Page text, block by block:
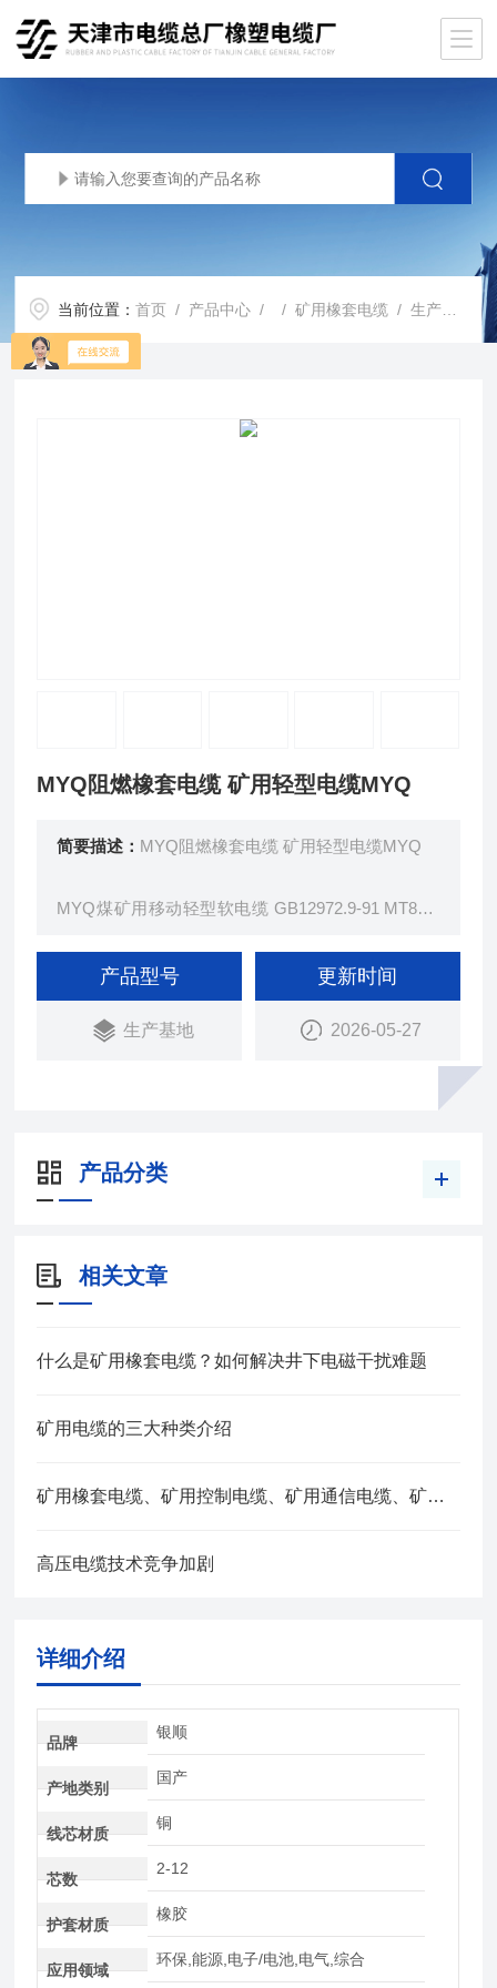
当前位置：首页 / 产品中心 / /矿用橡套电缆 / 生产基地MYQ阻燃橡套电缆 矿用轻型电缆MYQ
MYQ阻燃橡套电缆 矿用轻型电缆MYQ
简要描述： MYQ阻燃橡套电缆 矿用轻型电缆MYQ
MYQ煤矿用移动轻型软电缆 GB12972.9-91 MT818.
用轻型移动橡套软电缆。
产品型号
生产基地
更新时间
2026-05-27
产品分类
相关文章
什么是矿用橡套电缆？如何解决井下电磁干扰难题
矿用电缆的三大种类介绍
矿用橡套电缆、矿用控制电缆、矿用通信电缆、矿用电力电缆、矿用计算机电缆区别，看完不选错
高压电缆技术竞争加剧
详细介绍
品牌
银顺
产地类别
国产
线芯材质
铜
芯数
2-12
护套材质
橡胶
应用领域
环保,能源,电子/电池,电气,综合